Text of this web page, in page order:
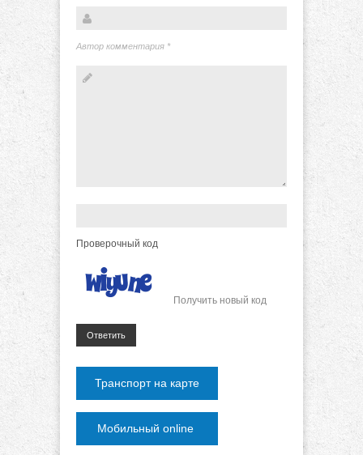
Автор комментария *
Проверочный код
Получить новый код
Ответить
Транспорт на карте
Мобильный online